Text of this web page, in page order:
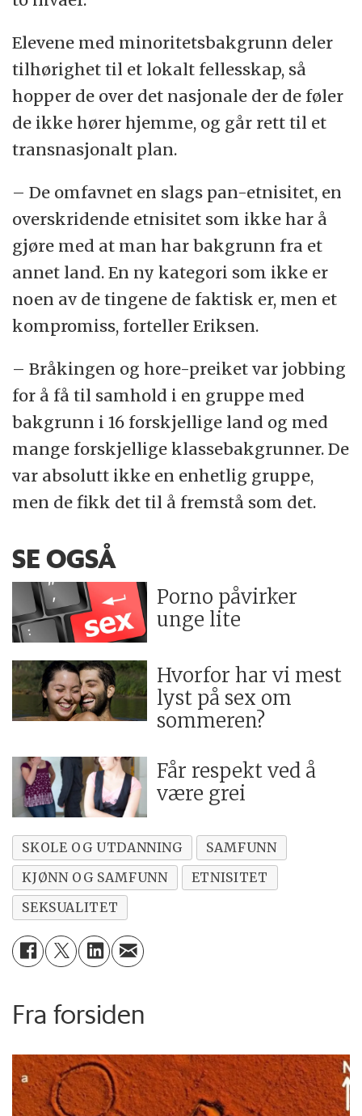
Elevene med minoritetsbakgrunn deler
tilhørighet til et lokalt fellesskap, så
hopper de over det nasjonale der de føler
de ikke hører hjemme, og går rett til et
transnasjonalt plan.
– De omfavnet en slags pan-etnisitet, en
overskridende etnisitet som ikke har å
gjøre med at man har bakgrunn fra et
annet land. En ny kategori som ikke er
noen av de tingene de faktisk er, men et
kompromiss, forteller Eriksen.
– Bråkingen og hore-preiket var jobbing
for å få til samhold i en gruppe med
bakgrunn i 16 forskjellige land og med
mange forskjellige klassebakgrunner. De
var absolutt ikke en enhetlig gruppe,
men de fikk det til å fremstå som det.
SE OGSÅ
Porno påvirker
unge lite
Hvorfor har vi mest
lyst på sex om
sommeren?
Får respekt ved å
være grei
SKOLE OG UTDANNING
SAMFUNN
KJØNN OG SAMFUNN
ETNISITET
SEKSUALITET
Fra forsiden